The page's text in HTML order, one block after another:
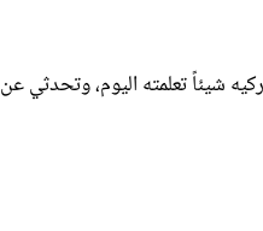
شيئاً تعلمته اليوم، وتحدثي عن